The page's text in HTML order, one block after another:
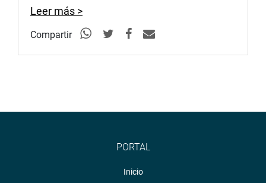
Leer más >
Compartir
PORTAL
Inicio